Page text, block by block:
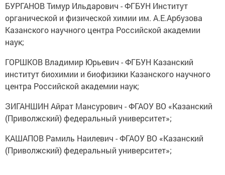
БУРГАНОВ Тимур Ильдарович ­- ФГБУН Институт
органической и физической химии им. А.Е.Арбузова
Казанского научного центра Российской академии
наук;
ГОРШКОВ Владимир Юрьевич - ФГБУН Казанский
институт биохимии и биофизики Казанского научного
центра Российской академии наук;
ЗИГАНШИН Айрат Мансурович - ФГАОУ ВО «Казанский
(Приволжский) федеральный университет»;
КАШАПОВ Рамиль Наилевич - ФГАОУ ВО «Казанский
(Приволжский) федеральный университет»;